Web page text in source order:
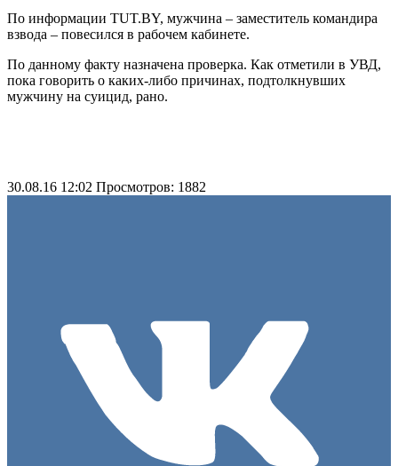
По информации TUT.BY, мужчина – заместитель командира
взвода – повесился в рабочем кабинете.
По данному факту назначена проверка. Как отметили в УВД,
пока говорить о каких-либо причинах, подтолкнувших
мужчину на суицид, рано.
30.08.16 12:02 Просмотров: 1882